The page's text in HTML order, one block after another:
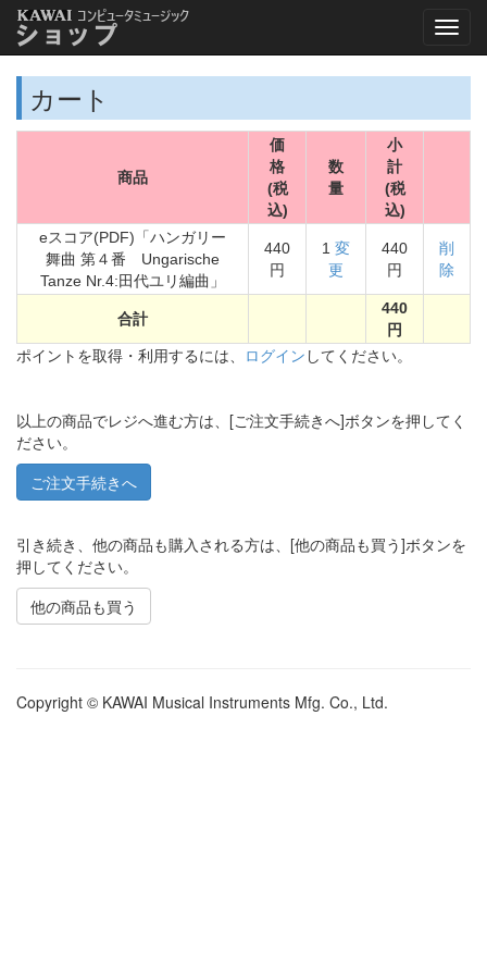
カート
商品
価
格
(税
込)
数
量
小
計
(税
込)
eスコア(PDF)「ハンガリー
舞曲 第４番 Ungarische
Tanze Nr.4:田代ユリ編曲」
440
円
1 変
更
440
円
削
除
合計
440
円
ポイントを取得・利用するには、 ログイン してください。
以上の商品でレジへ進む方は、[ご注文手続きへ]ボタンを押してく
ださい。
引き続き、他の商品も購入される方は、[他の商品も買う]ボタンを
押してください。
他の商品も買う
Copyright © KAWAI Musical Instruments Mfg. Co., Ltd.